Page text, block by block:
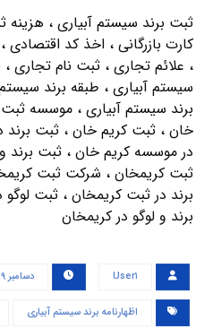
ثبت برند سیستم آبیاری ، هزینه
کارت بازرگانی ، اخذ کد
، علائم تجاری ، ثبت نام تجاری ،
سیستم آبیاری ، طبقه برند
برند سیستم آبیاری ، موسسه
خان ، ثبت کریم خان ، ثبت برند
در موسسه کریم خان ، ثبت برند
ثبت کریمخان ، شرکت ثبت
برند در ثبت کریمخان ، ثبت
برند و لوگو در کریمخان
User۱ دسامبر ۹, ۲۰۲۱
اظهارنامه برند سیستم آبیاری